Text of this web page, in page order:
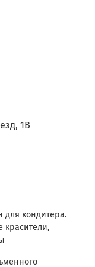
1В
для кондитера.
красители,